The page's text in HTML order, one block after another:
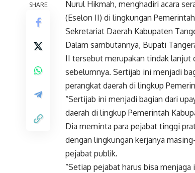
SHARE
Nurul Hikmah, menghadiri acara
(Eselon II) di lingkungan
Sekretariat Daerah Kabupaten
Dalam sambutannya, Bupati
II tersebut merupakan tindak lanjut
sebelumnya. Sertijab ini menjadi
perangkat daerah di lingkup
“Sertijab ini menjadi bagian dari
daerah di lingkup Pemerintah
Dia meminta para pejabat tinggi
dengan lingkungan kerjanya
pejabat publik.
“Setiap pejabat harus bisa